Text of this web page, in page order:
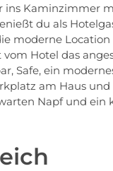
ins Kaminzimmer
du als
moderne Location
Hotel das
Safe, ein
am Haus
Napf und ein